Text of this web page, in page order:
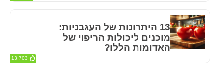
13 היתרונות של העגבניות:
מוכנים ליכולות הריפוי של
האדומות הללו?
13,703